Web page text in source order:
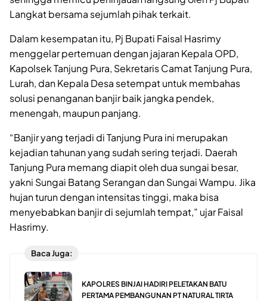
Langkat bersama sejumlah pihak terkait.
Dalam kesempatan itu, Pj Bupati Faisal Hasrimy
menggelar pertemuan dengan jajaran Kepala OPD,
Kapolsek Tanjung Pura, Sekretaris Camat Tanjung Pura,
Lurah, dan Kepala Desa setempat untuk membahas
solusi penanganan banjir baik jangka pendek,
menengah, maupun panjang.
“Banjir yang terjadi di Tanjung Pura ini merupakan
kejadian tahunan yang sudah sering terjadi. Daerah
Tanjung Pura memang diapit oleh dua sungai besar,
yakni Sungai Batang Serangan dan Sungai Wampu. Jika
hujan turun dengan intensitas tinggi, maka bisa
menyebabkan banjir di sejumlah tempat,” ujar Faisal
Hasrimy.
Baca Juga:
KAPOLRES BINJAI HADIRI PELETAKAN BATU
PERTAMA PEMBANGUNAN PT NATURAL TIRTA